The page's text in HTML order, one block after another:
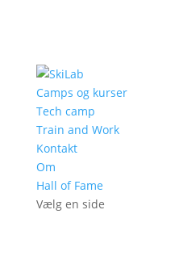
Camps og kurser
Tech camp
Train and Work
Kontakt
Om
Hall of Fame
Vælg en side